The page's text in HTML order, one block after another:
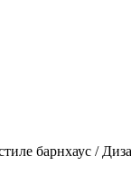
барнхаус /